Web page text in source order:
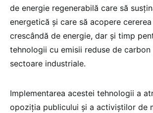
de energie regenerabilă care să
energetică și care să acopere
crescândă de energie, dar și timp
tehnologii cu emisii reduse de
sectoare industriale.
Implementarea acestei tehnologii a
opoziția publicului și a activiștilor de